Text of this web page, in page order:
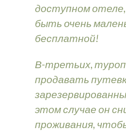
доступном
быть очень
бесплатной!
В-третьих,
продавать
этом случае он
проживания,